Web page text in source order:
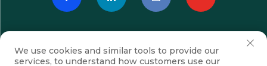
We use cookies and similar tools to provide our
services, to understand how customers use our